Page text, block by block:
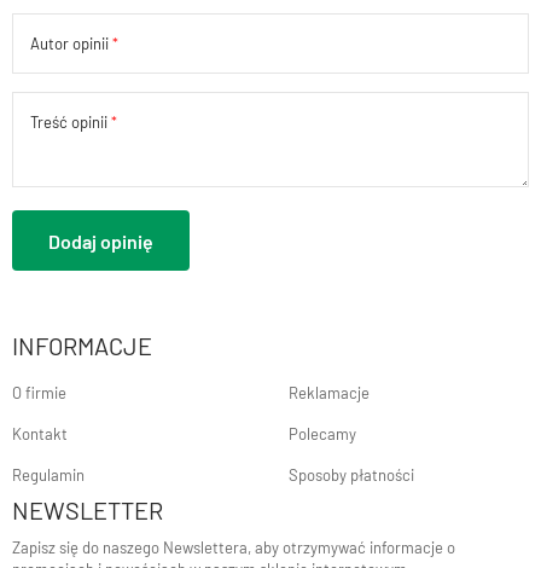
Autor opinii
Treść opinii
Dodaj opinię
INFORMACJE
O firmie
Kontakt
Regulamin
Reklamacje
Polecamy
Sposoby płatności
NEWSLETTER
Zapisz się do naszego Newslettera, aby otrzymywać informacje o